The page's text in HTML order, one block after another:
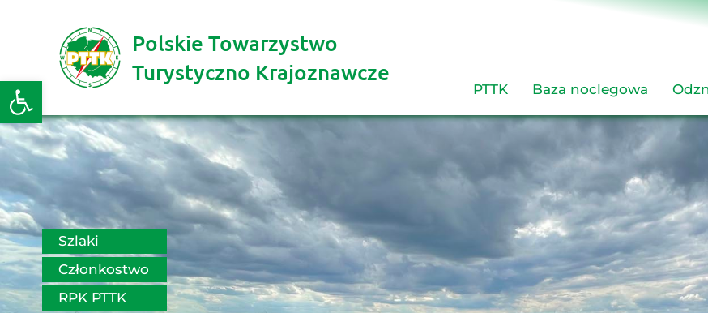
Otwórz pasek narzędzi
Polskie Towarzystwo
Turystyczno Krajoznawcze
PTTK Baza noclegowa
Szlaki
Członkostwo
RPK PTTK